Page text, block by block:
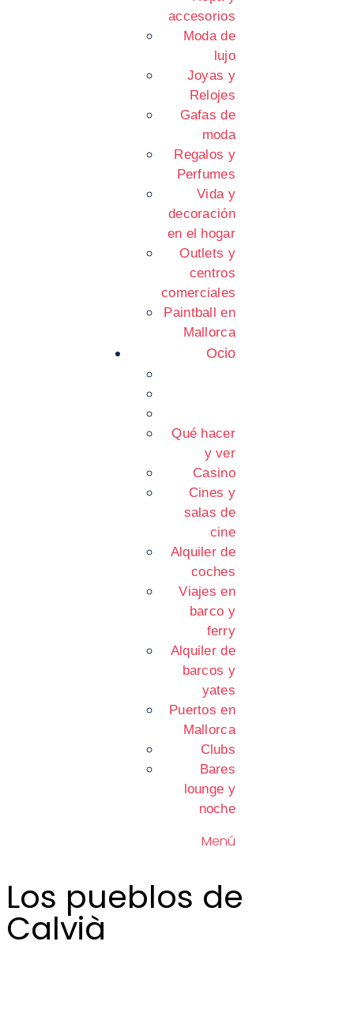
accesorios
Moda de
lujo
Joyas y
Relojes
Gafas de
moda
Regalos y
Perfumes
Vida y
decoración
en el hogar
Outlets y
centros
comerciales
Paintball en
Mallorca
Ocio
Qué hacer
y ver
Casino
Cines y
salas de
cine
Alquiler de
coches
Viajes en
barco y
ferry
Alquiler de
barcos y
yates
Puertos en
Mallorca
Clubs
Bares
lounge y
noche
Menú
Los pueblos de
Calvià